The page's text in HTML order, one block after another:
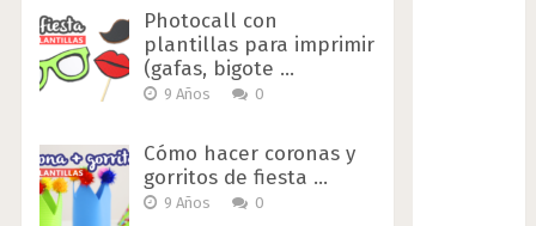
Photocall con
plantillas para imprimir
(gafas, bigote …
9 Años 0
Cómo hacer coronas y
gorritos de fiesta …
9 Años 0